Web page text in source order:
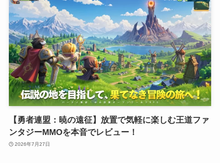
【勇者連盟：暁の遠征】放置で気軽に楽しむ王道ファ
ンタジーMMOを本音でレビュー！
2026年7月27日